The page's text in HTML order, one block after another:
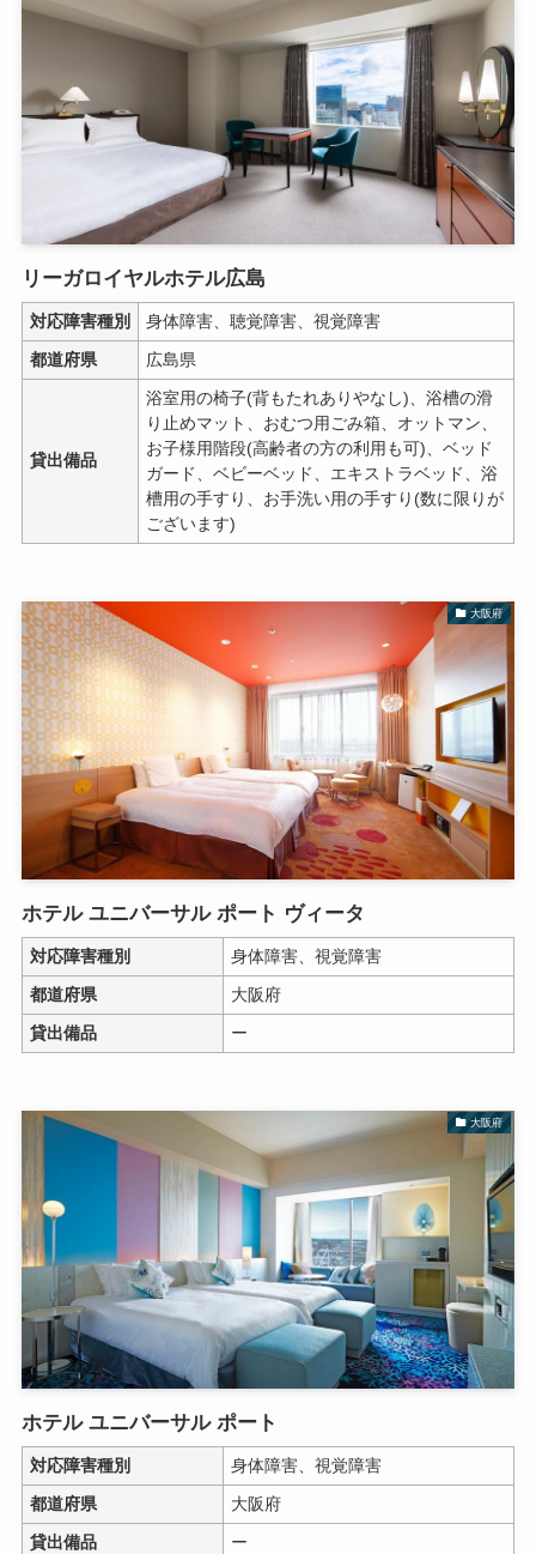
リーガロイヤルホテル広島
対応障害種別
身体障害、聴覚障害、視覚障害
都道府県
広島県
貸出備品
浴室用の椅子(背もたれありやなし)、浴槽の滑
り止めマット、おむつ用ごみ箱、オットマン、
お子様用階段(高齢者の方の利用も可)、ベッド
ガード、ベビーベッド、エキストラベッド、浴
槽用の手すり、お手洗い用の手すり(数に限りが
ございます)
大阪府
ホテル ユニバーサル ポート ヴィータ
対応障害種別
身体障害、視覚障害
都道府県
大阪府
貸出備品
ー
大阪府
ホテル ユニバーサル ポート
対応障害種別
身体障害、視覚障害
都道府県
大阪府
貸出備品
ー